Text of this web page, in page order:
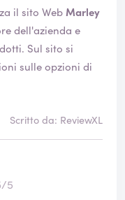
il sito WebMarley
si
sulle opzioni di
Scritto da: ReviewXL
5